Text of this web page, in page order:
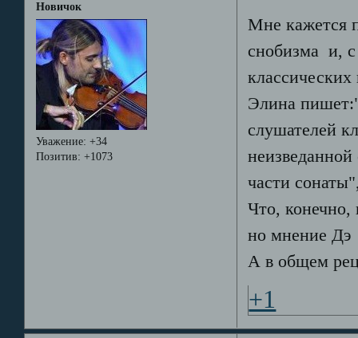
Новичок
Уважение: +34
Позитив: +1073
Мне кажется
снобизма и, с
Элина
слушателей
части
Что, конечно,
но мнение Дэ
А в общем
+1